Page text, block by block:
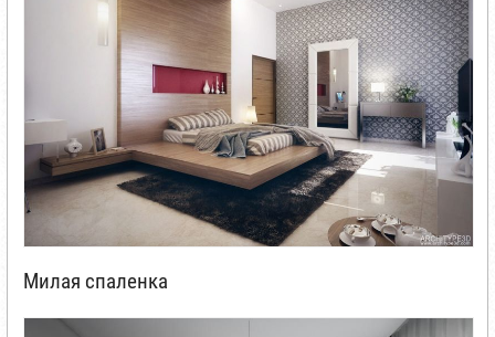
Милая спаленка